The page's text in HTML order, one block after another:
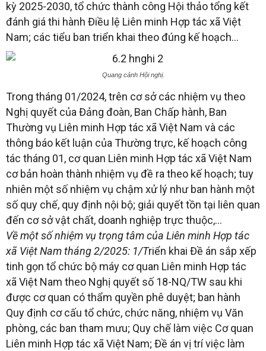
kỳ 2025-2030, tổ chức thành công Hội thảo tổng kết
đánh giá thi hành Điều lệ Liên minh Hợp tác xã Việt
Nam; các tiểu ban triển khai theo đúng kế hoạch…
Quang cảnh Hội nghị.
Trong tháng 01/2024, trên cơ sở các nhiệm vụ theo
Nghị quyết của Đảng đoàn, Ban Chấp hành, Ban
Thường vụ Liên minh Hợp tác xã Việt Nam và các
thông báo kết luận của Thường trực, kế hoạch công
tác tháng 01, cơ quan Liên minh Hợp tác xã Việt Nam
cơ bản hoàn thành nhiệm vụ đề ra theo kế hoạch; tuy
nhiên một số nhiệm vụ chậm xử lý như ban hành một
số quy chế, quy định nội bộ; giải quyết tồn tại liên quan
đến cơ sở vật chất, doanh nghiệp trực thuộc,…
Về một số nhiệm vụ trọng tâm của Liên minh Hợp tác
xã Việt Nam tháng 2/2025: 1/Triển khai Đề án sắp xếp
tinh gọn tổ chức bộ máy cơ quan Liên minh Hợp tác
xã Việt Nam theo Nghị quyết số 18-NQ/TW sau khi
được cơ quan có thẩm quyền phê duyệt; ban hành
Quy định cơ cấu tổ chức, chức năng, nhiệm vụ Văn
phòng, các ban tham mưu; Quy chế làm việc Cơ quan
Liên minh Hợp tác xã Việt Nam; Đề án vị trí việc làm